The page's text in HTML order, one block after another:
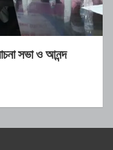
সভা ও আনন্দ